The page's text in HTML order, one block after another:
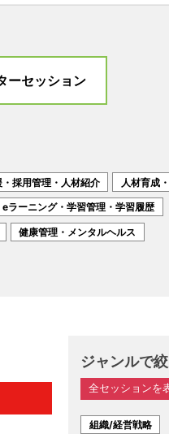
ーセッション
採用管理・人材紹介 人材育成
eラーニング・学習管理・学習履歴
健康管理・メンタルヘルス
ジャンルで
全セッションを
組織/経営戦略